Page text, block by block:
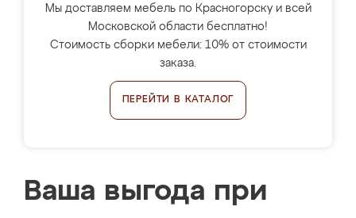
Мы доставляем мебель по Красногорску и всей
Московской области бесплатно!
Стоимость сборки мебели: 10% от стоимости
заказа.
ПЕРЕЙТИ В КАТАЛОГ
Ваша выгода при